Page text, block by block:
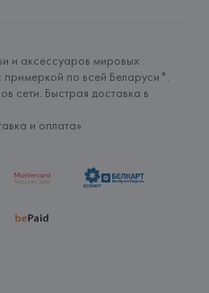
и аксессуаров мировых
примеркой по всей Беларуси*.
сети. Быстрая доставка в
и оплата»